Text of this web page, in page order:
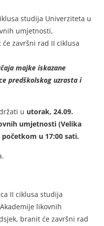
studija Univerziteta u
umjetnosti,
završni rad II ciklusa
majke iskazane
predškolskog uzrasta i
u utorak, 24.09.
umjetnosti (Velika
početkom u 17:00 sati.
II ciklusa studija
likovnih
branit će završni rad